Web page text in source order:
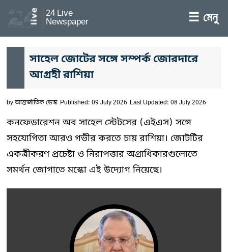
24 Live
Newspaper ☰ মেনু
সাহেল জোটের সঙ্গে সম্পর্ক জোরদারে
আগ্রহী রাশিয়া
byআন্তর্জাতিক ডেস্ক Published: 09 July 2026 Last Updated: 08 July 2026
কনফেডারেশন অব সাহেল স্টেটসের (এইএস) সঙ্গে
সহযোগিতা আরও গভীর করতে চায় রাশিয়া। জোটটির
একত্রীকরণ প্রচেষ্টা ও নিরাপত্তার অগ্রাধিকারগুলোতে
সমর্থন জোগাতে মস্কো এই উদ্যোগ নিয়েছে।